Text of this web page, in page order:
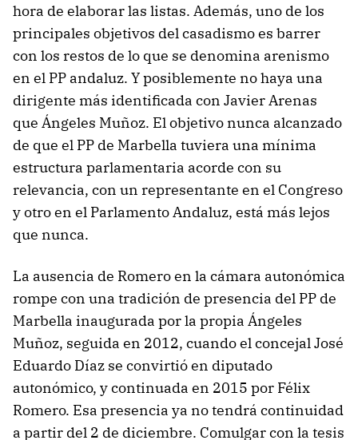
hora de elaborar las listas. Además, uno de los
principales objetivos del casadismo es barrer
con los restos de lo que se denomina arenismo
en el PP andaluz. Y posiblemente no haya una
dirigente más identificada con Javier Arenas
que Ángeles Muñoz. El objetivo nunca alcanzado
de que el PP de Marbella tuviera una mínima
estructura parlamentaria acorde con su
relevancia, con un representante en el Congreso
y otro en el Parlamento Andaluz, está más lejos
que nunca.
La ausencia de Romero en la cámara autonómica
rompe con una tradición de presencia del PP de
Marbella inaugurada por la propia Ángeles
Muñoz, seguida en 2012, cuando el concejal José
Eduardo Díaz se convirtió en diputado
autonómico, y continuada en 2015 por Félix
Romero. Esa presencia ya no tendrá continuidad
a partir del 2 de diciembre. Comulgar con la tesis